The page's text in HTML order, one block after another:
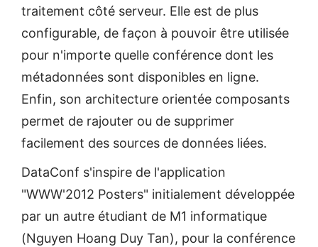
traitement côté serveur. Elle est de plus
configurable, de façon à pouvoir être utilisée
pour n'importe quelle conférence dont les
métadonnées sont disponibles en ligne.
Enfin, son architecture orientée composants
permet de rajouter ou de supprimer
facilement des sources de données liées.
DataConf s'inspire de l'application
"WWW'2012 Posters" initialement développée
par un autre étudiant de M1 informatique
(Nguyen Hoang Duy Tan), pour la conférence